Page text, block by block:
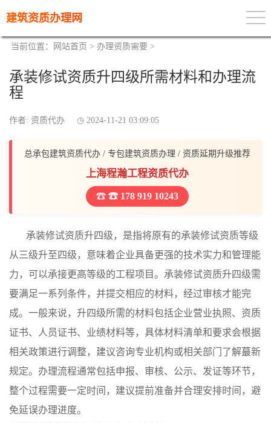
建筑资质办理网
当前位置： 网站首页 > 办理资质需要 >
承装修试资质升四级所需材料和办理流
程
作者: 资质代办 2024-11-21 03:09:05
总承包建筑资质代办 / 专包建筑资质办理 / 资质延期升级推荐
上海程瀚工程资质代办
☎ 178 919 10243
承装修试资质升四级，是指将原有的承装修试资质等级
从三级升至四级，意味着企业具备更强的技术实力和管理能
力，可以承接更高等级的工程项目。承装修试资质升四级需
要满足一系列条件，并提交相应的材料，经过审核才能完
成。一般来说，升四级所需的材料包括企业营业执照、资质
证书、人员证书、业绩材料等，具体材料清单和要求会根据
相关政策进行调整，建议咨询专业机构或相关部门了解蕞新
规定。办理流程通常包括申报、审核、公示、发证等环节，
整个过程需要一定时间，建议提前准备并合理安排时间，避
免延误办理进度。